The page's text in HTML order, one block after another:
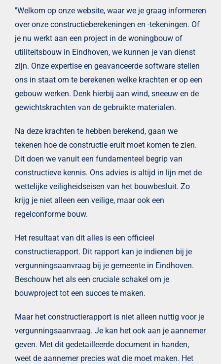
"Welkom op onze website, waar we je graag informeren
over onze constructieberekeningen en -tekeningen. Of
je nu werkt aan een project in de woningbouw of
utiliteitsbouw in Eindhoven, we kunnen je van dienst
zijn. Onze expertise en geavanceerde software stellen
ons in staat om te berekenen welke krachten er op een
gebouw werken. Denk hierbij aan wind, sneeuw en de
gewichtskrachten van de gebruikte materialen.
Na deze krachten te hebben berekend, gaan we
tekenen hoe de constructie eruit moet komen te zien.
Dit doen we vanuit een fundamenteel begrip van
constructieve kennis. Ons advies is altijd in lijn met de
wettelijke veiligheidseisen van het bouwbesluit. Zo
krijg je niet alleen een veilige, maar ook een
regelconforme bouw.
Het resultaat van dit alles is een officieel
constructierapport. Dit rapport kan je indienen bij je
vergunningsaanvraag bij je gemeente in Eindhoven.
Beschouw het als een cruciale schakel om je
bouwproject tot een succes te maken.
Maar het constructierapport is niet alleen nuttig voor je
vergunningsaanvraag. Je kan het ook aan je aannemer
geven. Met dit gedetailleerde document in handen,
weet de aannemer precies wat die moet maken. Het